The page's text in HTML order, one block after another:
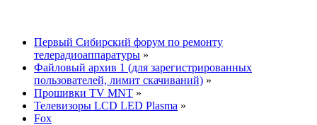
Первый Сибирский форум по ремонту
телерадиоаппаратуры »
Файловый архив 1 (для зарегистрированных
пользователей, лимит скачиваний) »
Прошивки TV MNT »
Телевизоры LCD LED Plasma »
Fox